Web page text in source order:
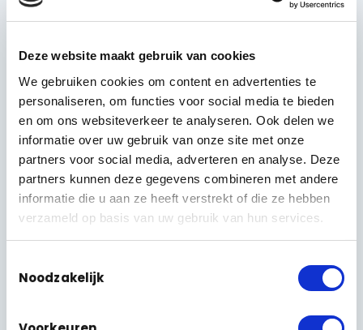
Deze website maakt gebruik van cookies
We gebruiken cookies om content en advertenties te
personaliseren, om functies voor social media te bieden
en om ons websiteverkeer te analyseren. Ook delen we
informatie over uw gebruik van onze site met onze
partners voor social media, adverteren en analyse. Deze
partners kunnen deze gegevens combineren met andere
informatie die u aan ze heeft verstrekt of die ze hebben
verzameld op basis van uw gebruik van hun services.
Noodzakelijk
Eerst meten, dan de kabels,
Bij een netwerk is de volgorde alles. Onze
specialisten begonnen daarom niet met access
points ophangen, maar metmeten: een WiFi-
analyse per ruimte en het doormeten van de
bestaande bekabeling. Zo weet je precies waar de
dekking tekortschiet, waar interferentie zit en welke
kabels je kunt hergebruiken.
Daarna kwam het fundament. We hebben de
professioneel ingericht met nieuwe managed
switches. Pas op dat schone fundament hingen we